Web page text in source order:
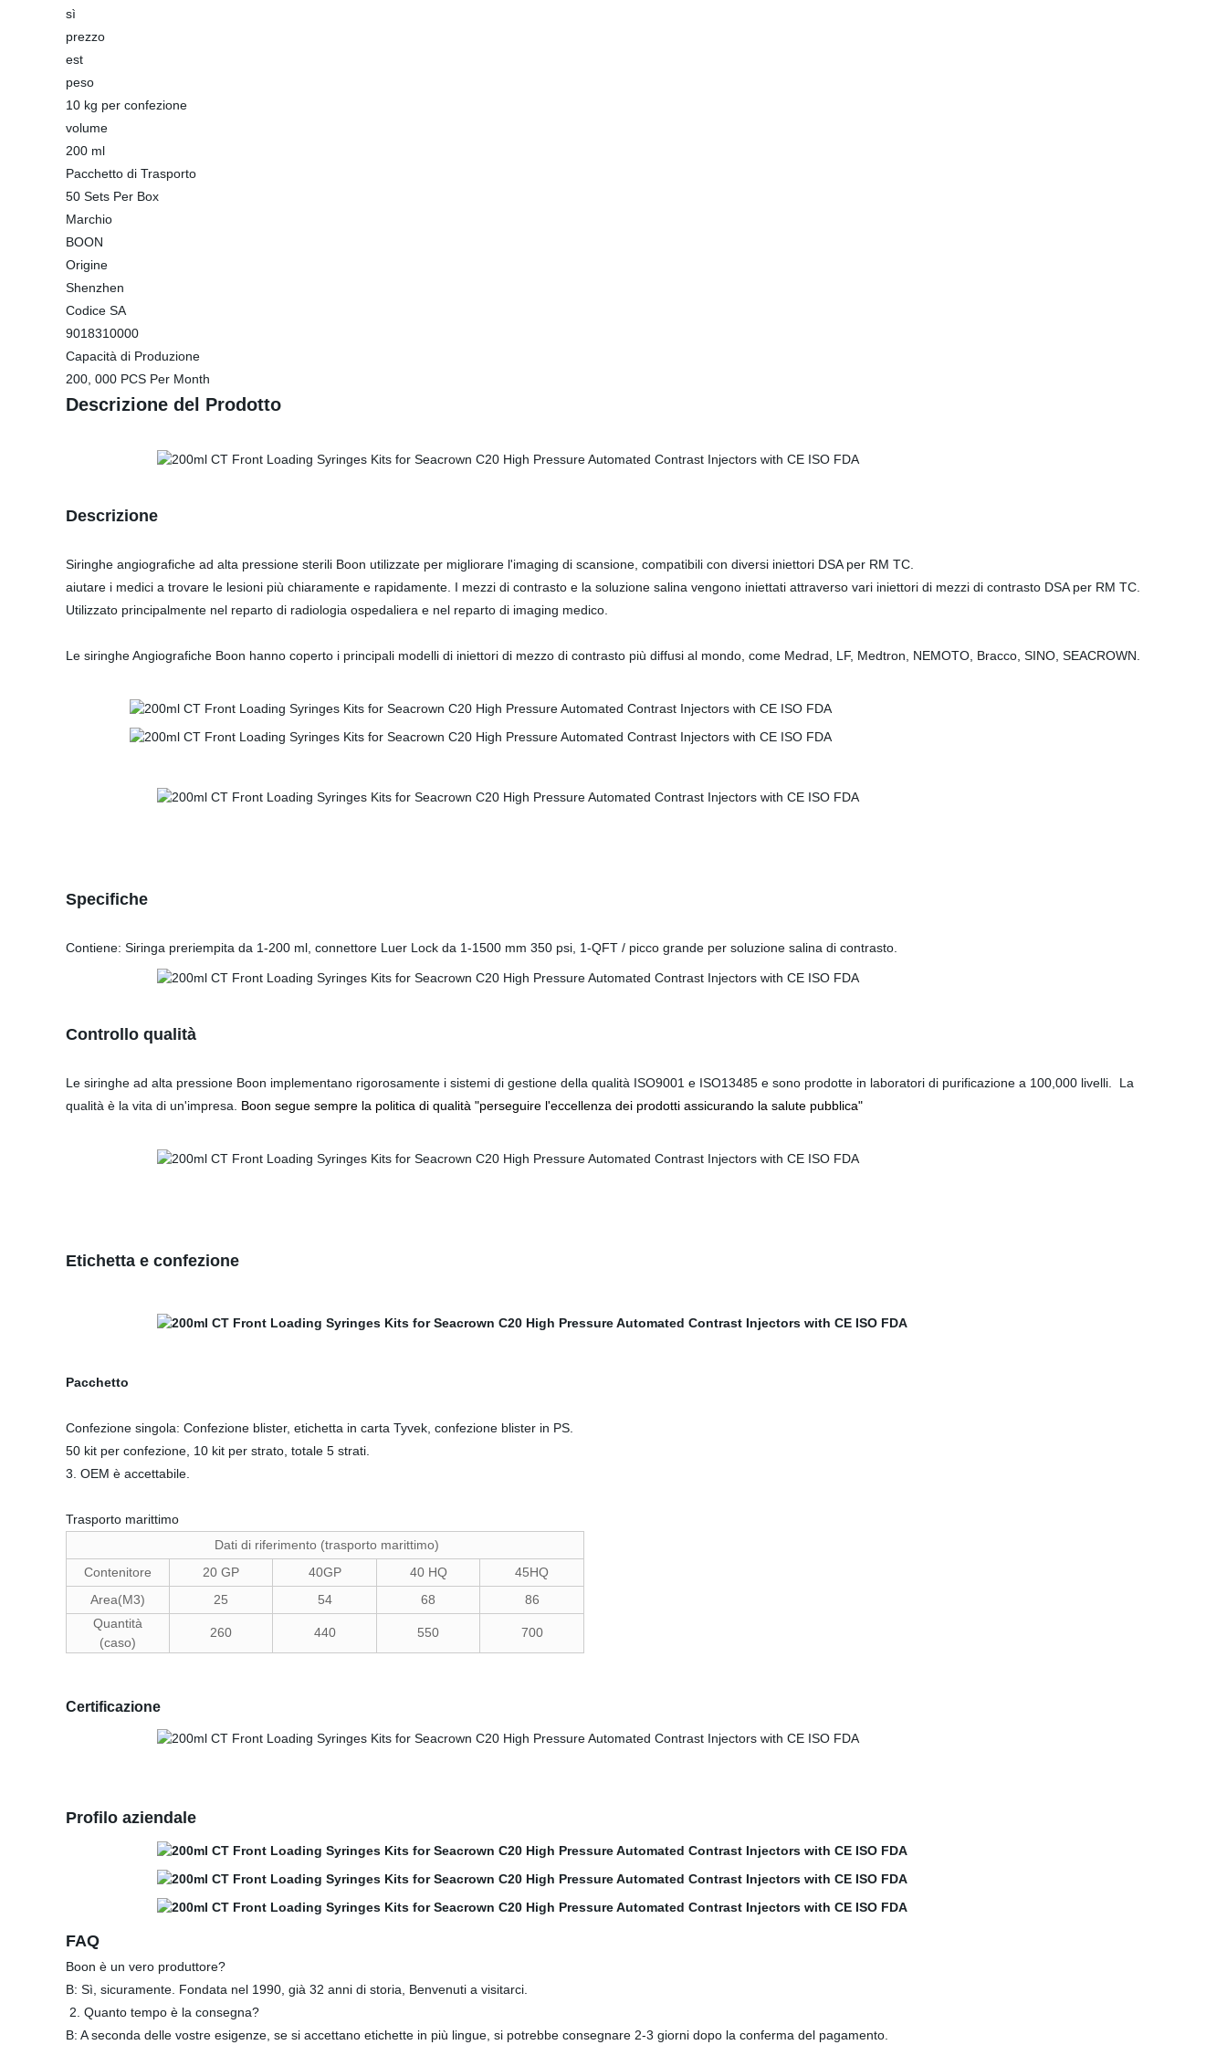
sì
prezzo
est
peso
10 kg per confezione
volume
200 ml
Pacchetto di Trasporto
50 Sets Per Box
Marchio
BOON
Origine
Shenzhen
Codice SA
9018310000
Capacità di Produzione
200, 000 PCS Per Month
Descrizione del Prodotto
Descrizione
Siringhe angiografiche ad alta pressione sterili Boon utilizzate per migliorare l'imaging di scansione, compatibili con diversi iniettori DSA per RM TC.
aiutare i medici a trovare le lesioni più chiaramente e rapidamente. I mezzi di contrasto e la soluzione salina vengono iniettati attraverso vari iniettori di mezzi di contrasto DSA per RM TC.
Utilizzato principalmente nel reparto di radiologia ospedaliera e nel reparto di imaging medico.
Le siringhe Angiografiche Boon hanno coperto i principali modelli di iniettori di mezzo di contrasto più diffusi al mondo, come Medrad, LF, Medtron, NEMOTO, Bracco, SINO, SEACROWN.
Specifiche
Contiene: Siringa preriempita da 1-200 ml, connettore Luer Lock da 1-1500 mm 350 psi, 1-QFT / picco grande per soluzione salina di contrasto.
Controllo qualità
Le siringhe ad alta pressione Boon implementano rigorosamente i sistemi di gestione della qualità ISO9001 e ISO13485 e sono prodotte in laboratori di purificazione a 100,000 livelli. La
qualità è la vita di un'impresa. Boon segue sempre la politica di qualità "perseguire l'eccellenza dei prodotti assicurando la salute pubblica"
Etichetta e confezione
Pacchetto
Confezione singola: Confezione blister, etichetta in carta Tyvek, confezione blister in PS.
50 kit per confezione, 10 kit per strato, totale 5 strati.
3. OEM è accettabile.
Trasporto marittimo
Dati di riferimento (trasporto marittimo)
Contenitore
20 GP 40GP 40 HQ
45HQ
Area(M3)
25 54 68
86
Quantità
(caso)
260 440 550 700
Certificazione
Profilo aziendale
FAQ
Boon è un vero produttore?
B: Sì, sicuramente. Fondata nel 1990, già 32 anni di storia, Benvenuti a visitarci.
2. Quanto tempo è la consegna?
B: A seconda delle vostre esigenze, se si accettano etichette in più lingue, si potrebbe consegnare 2-3 giorni dopo la conferma del pagamento.